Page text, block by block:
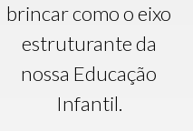
brincar como o eixo
estruturante da
nossa Educação
Infantil.